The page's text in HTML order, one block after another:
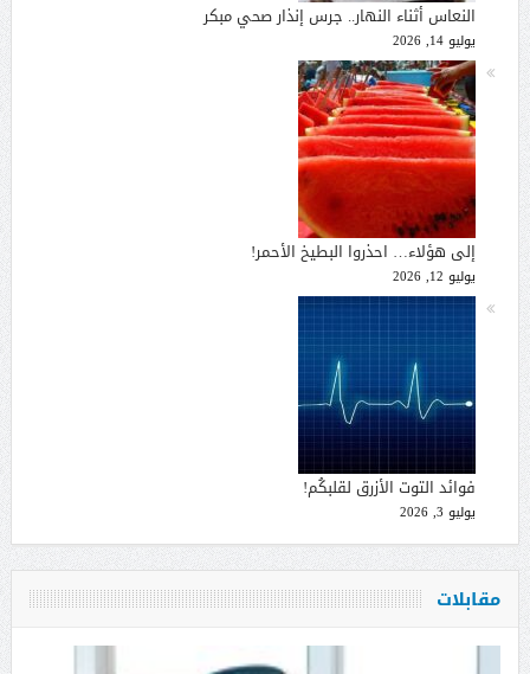
النعاس أثناء النهار.. جرس إنذار صحي مبكر
يوليو 14, 2026
إلى هؤلاء… احذروا البطيخ الأحمر!
يوليو 12, 2026
فوائد التوت الأزرق لقلبكُم!
يوليو 3, 2026
مقابلات